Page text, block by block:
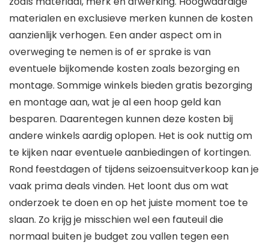
materialen en exclusieve merken kunnen de kosten
aanzienlijk verhogen. Een ander aspect om in
overweging te nemen is of er sprake is van
eventuele bijkomende kosten zoals bezorging en
montage. Sommige winkels bieden gratis bezorging
en montage aan, wat je al een hoop geld kan
besparen. Daarentegen kunnen deze kosten bij
andere winkels aardig oplopen. Het is ook nuttig om
te kijken naar eventuele aanbiedingen of kortingen.
Rond feestdagen of tijdens seizoensuitverkoop kan je
vaak prima deals vinden. Het loont dus om wat
onderzoek te doen en op het juiste moment toe te
slaan. Zo krijg je misschien wel een fauteuil die
normaal buiten je budget zou vallen tegen een